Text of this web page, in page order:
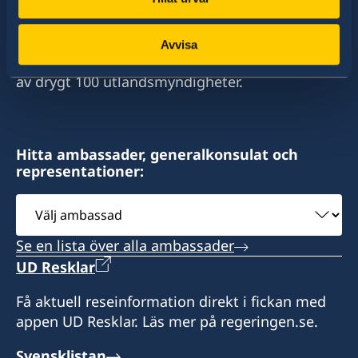
Avvisa
stort sett alla stater i världen. I ungefär hälften
av dessa stater har Sverige ambassader och
konsulat. Sveriges utrikesrepresentation består
av drygt 100 utlandsmyndigheter.
Hitta ambassader, generalkonsulat och
representationer:
Välj
ambassad
Se en lista över alla ambassader
UD Resklar
Få aktuell reseinformation direkt i fickan med
appen UD Resklar. Läs mer på regeringen.se.